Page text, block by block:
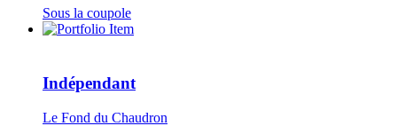
Sous la coupole
Indépendant
Le Fond du Chaudron